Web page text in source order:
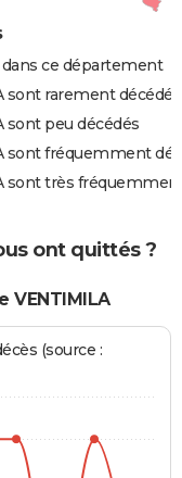
ce département
rarement décédés
sont peu décédés
sont fréquemment
sont très
ont quittés ?
VENTIMILA
(source :